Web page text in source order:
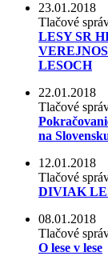
23.01.2018
Tlačové
LESY SR
LESOCH
22.01.2018
Tlačové
na
12.01.2018
Tlačové
DIVIAK
08.01.2018
Tlačové
O lese v lese